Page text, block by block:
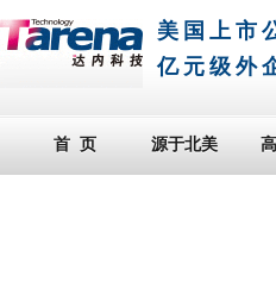
美国上市
亿元级外
首 页 源于北美